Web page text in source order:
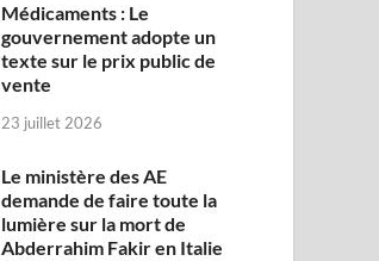
Médicaments : Le
gouvernement adopte un
texte sur le prix public de
vente
23 juillet 2026
Le ministère des AE
demande de faire toute la
lumière sur la mort de
Abderrahim Fakir en Italie